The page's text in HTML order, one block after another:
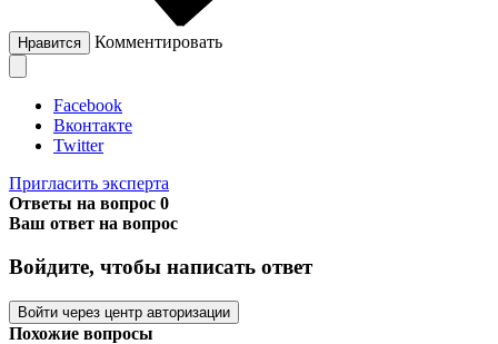
Нравится Комментировать
Facebook
Вконтакте
Twitter
Пригласить эксперта
Ответы на вопрос 0
Ваш ответ на вопрос
Войдите, чтобы написать ответ
Войти через центр авторизации
Похожие вопросы